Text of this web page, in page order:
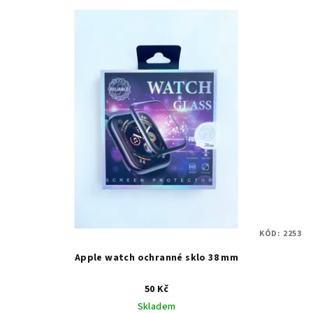
Apple watch ochranné sklo 38 mm
50 Kč
Skladem
KÓD: 2253